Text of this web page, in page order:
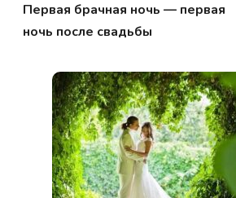
Первая брачная ночь — первая
ночь после свадьбы